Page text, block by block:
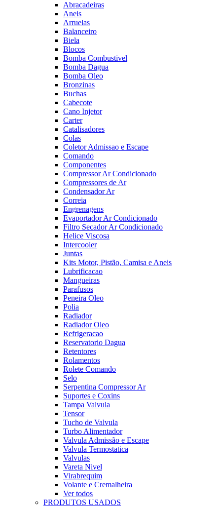
Abracadeiras
Aneis
Arruelas
Balanceiro
Biela
Blocos
Bomba Combustivel
Bomba Dagua
Bomba Oleo
Bronzinas
Buchas
Cabecote
Cano Injetor
Carter
Catalisadores
Colas
Coletor Admissao e Escape
Comando
Componentes
Compressor Ar Condicionado
Compressores de Ar
Condensador Ar
Correia
Engrenagens
Evaportador Ar Condicionado
Filtro Secador Ar Condicionado
Helice Viscosa
Intercooler
Juntas
Kits Motor, Pistão, Camisa e Aneis
Lubrificacao
Mangueiras
Parafusos
Peneira Oleo
Polia
Radiador
Radiador Oleo
Refrigeracao
Reservatorio Dagua
Retentores
Rolamentos
Rolete Comando
Selo
Serpentina Compressor Ar
Suportes e Coxins
Tampa Valvula
Tensor
Tucho de Valvula
Turbo Alimentador
Valvula Admissão e Escape
Valvula Termostatica
Valvulas
Vareta Nivel
Virabrequim
Volante e Cremalheira
Ver todos
PRODUTOS USADOS